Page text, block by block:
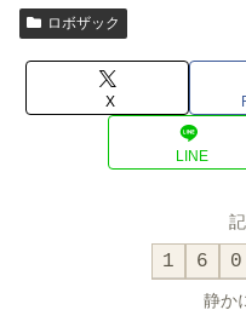
ロボザック
X
LINE
1 6 0
静か